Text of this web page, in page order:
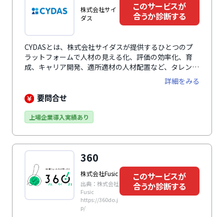
株式会社サイ
ダス
このサービスが
合うか診断する
CYDASとは、株式会社サイダスが提供するひとつのプ
ラットフォームで人材の見える化、評価の効率化、育
成、キャリア開発、適所適材の人材配置など、タレント
マネジメントのためのデータ活用がワンプラットフォー
ムで実現できる人事評価システムです。組織の状態を俯
瞰できるダッシュボードでは、入退社の経年推移や雇用
分析できます。人事・社員・管理職・経営者、全ての人
積します。外部システムと柔軟な連携ができるため、あ
らゆる人材情報を集約して活用が可能。データに基づく
施策立案、意思決定に貢献します。
詳細をみる
要問合せ
上場企業導入実績あり
360
株式会社Fusic
出典：株式会社
Fusic
https://360do.j
p/
このサービスが
合うか診断する